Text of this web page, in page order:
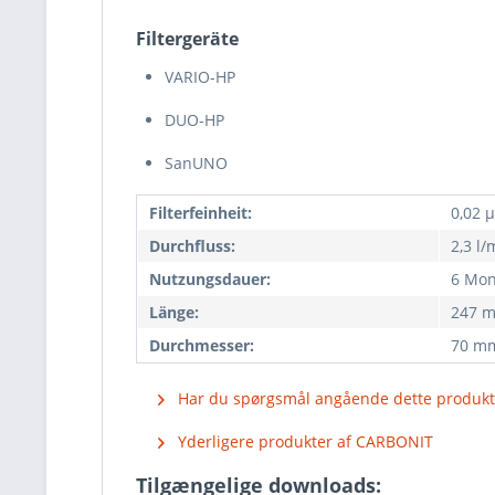
Filtergeräte
VARIO-HP
DUO-HP
SanUNO
Filterfeinheit:
0,02
Durchfluss:
2,3 l/
Nutzungsdauer:
6
Länge:
247
Durchmesser:
70
Har du spørgsmål angående dette
Yderligere produkter af CARBONIT
Tilgængelige downloads: